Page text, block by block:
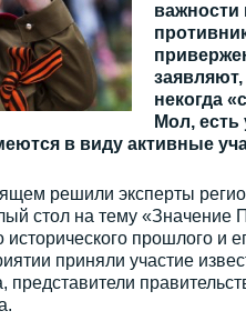
важности
некогда
Мол,
в виду активные
решили эксперты
стол на тему
исторического прошлого и
приняли участие
представители